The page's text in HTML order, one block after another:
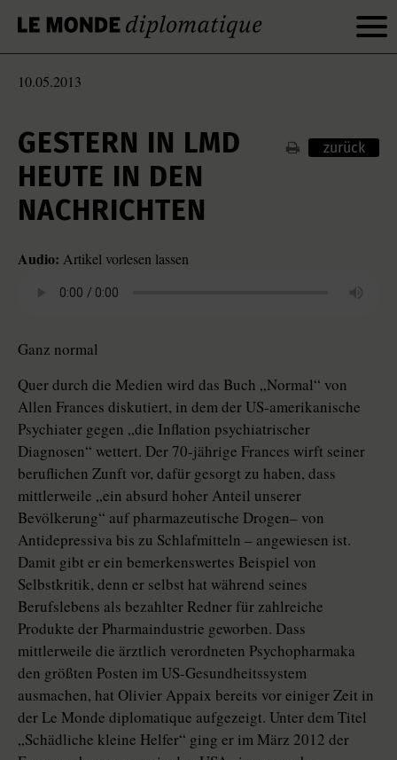
10.05.2013
GESTERN IN LMD
HEUTE IN DEN
NACHRICHTEN
zurück
Audio: Artikel vorlesen lassen
Ganz normal
Quer durch die Medien wird das Buch „Normal“ von
Allen Frances diskutiert, in dem der US-amerikanische
Psychiater gegen „die Inflation psychiatrischer
Diagnosen“ wettert. Der 70-jährige Frances wirft seiner
beruflichen Zunft vor, dafür gesorgt zu haben, dass
mittlerweile „ein absurd hoher Anteil unserer
Bevölkerung“ auf pharmazeutische Drogen– von
Antidepressiva bis zu Schlafmitteln – angewiesen ist.
Damit gibt er ein bemerkenswertes Beispiel von
Selbstkritik, denn er selbst hat während seines
Berufslebens als bezahlter Redner für zahlreiche
Produkte der Pharmaindustrie geworben. Dass
mittlerweile die ärztlich verordneten Psychopharmaka
den größten Posten im US-Gesundheitssystem
ausmachen, hat Olivier Appaix bereits vor einiger Zeit in
der Le Monde diplomatique aufgezeigt. Unter dem Titel
„Schädliche kleine Helfer“ ging er im März 2012 der